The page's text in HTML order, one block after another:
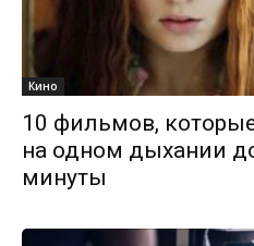
Кино
10 фильмов,
на одном дыхании
минуты